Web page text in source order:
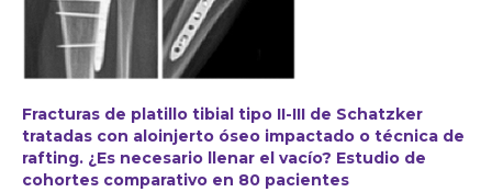
Fracturas de platillo tibial tipo II-III de Schatzker
tratadas con aloinjerto óseo impactado o técnica de
rafting. ¿Es necesario llenar el vacío? Estudio de
cohortes comparativo en 80 pacientes